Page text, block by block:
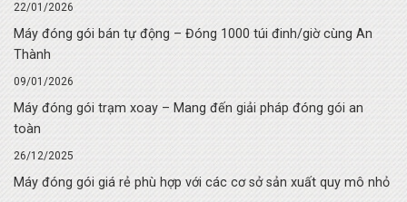
22/01/2026
Máy đóng gói bán tự động – Đóng 1000 túi đinh/giờ cùng An
Thành
09/01/2026
Máy đóng gói trạm xoay – Mang đến giải pháp đóng gói an
toàn
26/12/2025
Máy đóng gói giá rẻ phù hợp với các cơ sở sản xuất quy mô nhỏ